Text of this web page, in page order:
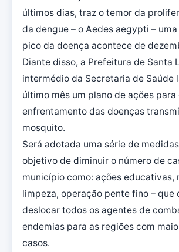
últimos dias, traz o temor da
da dengue – o Aedes aegypti –
pico da doença acontece de
Diante disso, a Prefeitura de Santa
intermédio da Secretaria de Saúde
último mês um plano de ações para
enfrentamento das doenças
mosquito.
Será adotada uma série de
objetivo de diminuir o número de
município como: ações educativas,
limpeza, operação pente fino – que
deslocar todos os agentes de
endemias para as regiões com
casos.